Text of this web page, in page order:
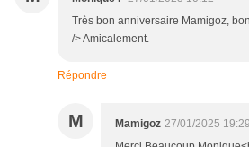
Très bon anniversaire Mamigoz,
/> Amicalement.
Répondre
M Mamigoz 27/01/2025 19:29